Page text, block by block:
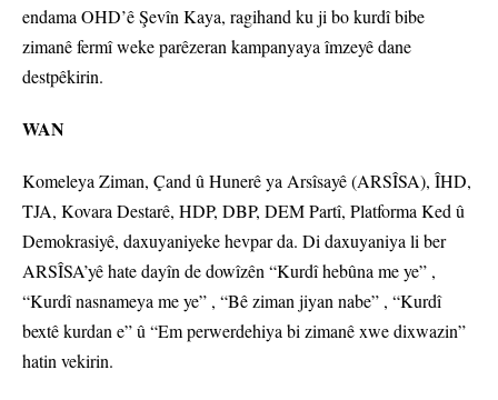
endama OHD’ê Şevîn Kaya, ragihand ku ji bo kurdî bibe
zimanê fermî weke parêzeran kampanyaya îmzeyê dane
destpêkirin.
WAN
Komeleya Ziman, Çand û Hunerê ya Arsîsayê (ARSÎSA), ÎHD,
TJA, Kovara Destarê, HDP, DBP, DEM Partî, Platforma Ked û
Demokrasiyê, daxuyaniyeke hevpar da. Di daxuyaniya li ber
ARSÎSA’yê hate dayîn de dowîzên “Kurdî hebûna me ye” ,
“Kurdî nasnameya me ye” , “Bê ziman jiyan nabe” , “Kurdî
bextê kurdan e” û “Em perwerdehiya bi zimanê xwe dixwazin”
hatin vekirin.